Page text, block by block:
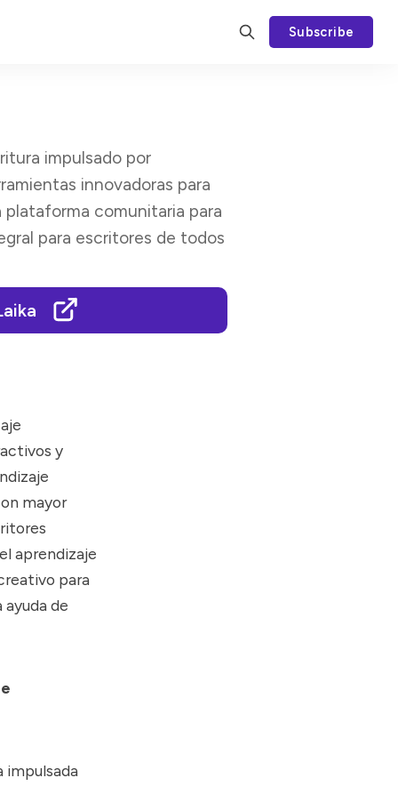
Subscribe
impulsado por
innovadoras para
comunitaria para
para escritores de todos
y
mayor
aprendizaje
para
de
impulsada